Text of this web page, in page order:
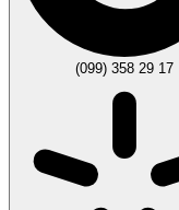
(099) 358 29 17